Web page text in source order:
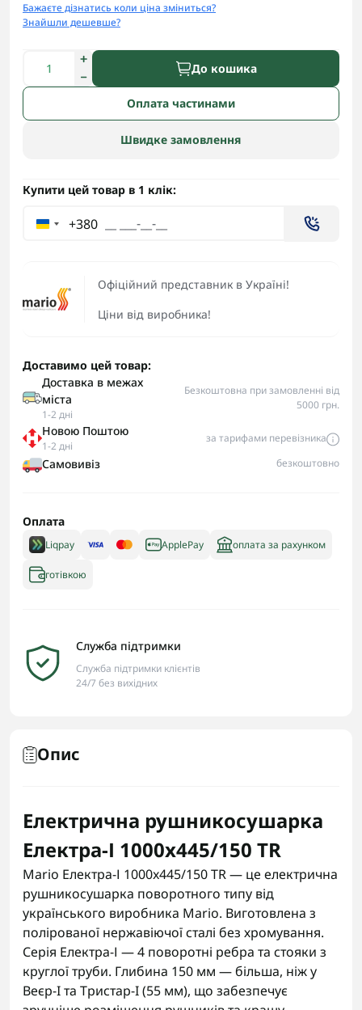
Офіційний представник в Україні!
Ціни від виробника!
Бажаєте дізнатись коли ціна зміниться?
Знайшли дешевше?
До кошика
Оплата частинами
Швидке замовлення
Купити цей товар в 1 клік:
+380
Доставимо цей товар:
Доставка в межах
міста
1-2 дні
Безкоштовна при замовленні від
5000 грн.
Новою Поштою
1-2 дні
за тарифами перевізника
Самовивіз безкоштовно
Оплата
Liqpay ApplePay оплата за рахунком
готівкою
Служба підтримки
Служба підтримки клієнтів
24/7 без вихідних
Опис
Електрична рушникосушарка
Електра-І 1000x445/150 TR
Mario Електра-І 1000x445/150 TR — це електрична
рушникосушарка поворотного типу від
українського виробника Mario. Виготовлена з
полірованої нержавіючої сталі без хромування.
Серія Електра-І — 4 поворотні ребра та стояки з
круглої труби. Глибина 150 мм — більша, ніж у
Веєр-I та Тристар-I (55 мм), що забезпечує